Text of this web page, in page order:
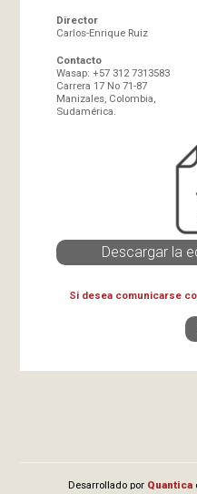
Director
Carlos-Enrique Ruiz
Contacto
Wasap: +57 312 7313583
Carrera 17 No 71-87
Manizales, Colombia,
Sudamérica.
Descargar la
Si desea comunicarse
Desarrollado por Quantica